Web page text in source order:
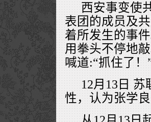
西安事变使
表团的成员及
着所发生的事
用拳头不停地
喊道:“抓住了！
12月13日
性，认为张学